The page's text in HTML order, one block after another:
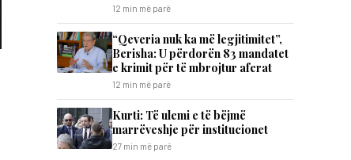
12 min më parë
“Qeveria nuk ka më legjitimitet”,
Berisha: U përdorën 83 mandatet
e krimit për të mbrojtur aferat
12 min më parë
Kurti: Të ulemi e të bëjmë
marrëveshje për institucionet
27 min më parë